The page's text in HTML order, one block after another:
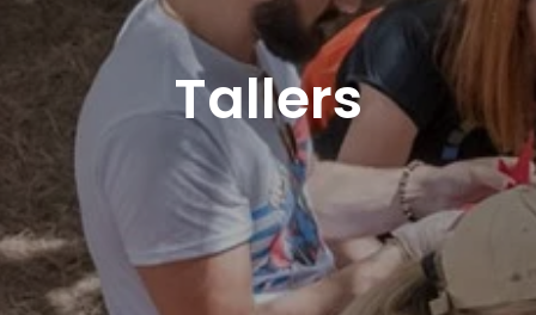
Tallers